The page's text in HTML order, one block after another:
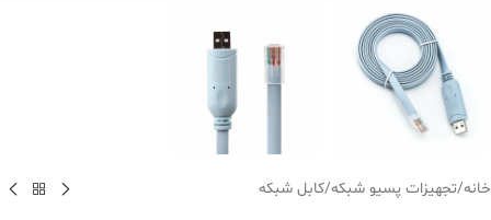
خانه/تجهیزات پسیو شبکه/کابل شبکه